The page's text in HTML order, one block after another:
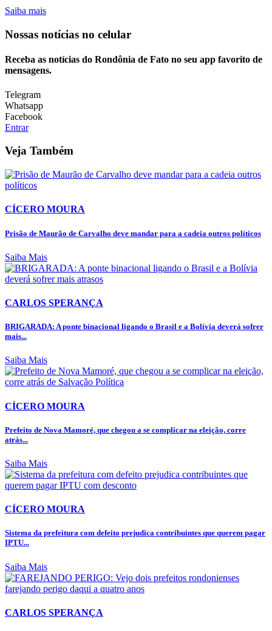
Saiba mais
Nossas notícias no celular
Receba as notícias do Rondônia de Fato no seu app favorito de
mensagens.
Telegram
Whatsapp
Facebook
Entrar
Veja Também
CÍCERO MOURA
Prisão de Maurão de Carvalho deve mandar para a cadeia outros políticos
Saiba Mais
CARLOS SPERANÇA
BRIGARADA: A ponte binacional ligando o Brasil e a Bolívia deverá sofrer
mais...
Saiba Mais
CÍCERO MOURA
Prefeito de Nova Mamoré, que chegou a se complicar na eleição, corre
atrás...
Saiba Mais
CÍCERO MOURA
Sistema da prefeitura com defeito prejudica contribuintes que querem pagar
IPTU...
Saiba Mais
CARLOS SPERANÇA